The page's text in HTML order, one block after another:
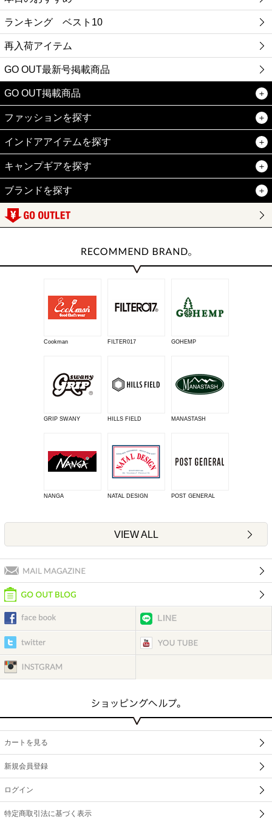
ランキング ベスト10
再入荷アイテム
GO OUT最新号掲載商品
GO OUT掲載商品
ファッションを探す
インドアアイテムを探す
キャンプギアを探す
ブランドを探す
Cookman FILTER017 GOHEMP
GRIP SWANY HILLS FIELD MANASTASH
NANGA NATAL DESIGN POST GENERAL
VIEW ALL
カートを見る
新規会員登録
ログイン
特定商取引法に基づく表示